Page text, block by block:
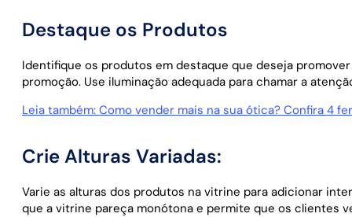
Destaque os Produtos
Identifique os produtos em destaque que deseja
promoção. Use iluminação adequada para chamar a
Leia também: Como vender mais na sua ótica? Confira 4
Crie Alturas Variadas:
Varie as alturas dos produtos na vitrine para adicionar
que a vitrine pareça monótona e permite que os clientes